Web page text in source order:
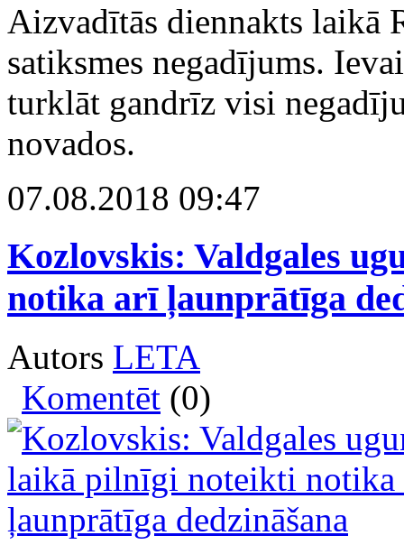
Aizvadītās diennakts laikā
satiksmes negadījums.
turklāt gandrīz visi
novados.
07.08.2018 09:47
Kozlovskis: Valdgales
notika arī ļaunprātīga
Autors LETA
Komentēt (0)